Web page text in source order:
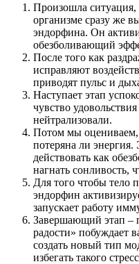
Произошла
организме сразу же
эндорфина. Он
обезболивающий
После того как
исправляют
приводят пульс и
Наступает этап
чувство
нейтрализовали.
Потом мы оцениваем,
потеряна ли
действовать как
нагнать сонливость,
Для того чтобы тело
эндорфин
запускает работу
Завершающий этап –
радости» побуждает
создать новый тип
избегать такого